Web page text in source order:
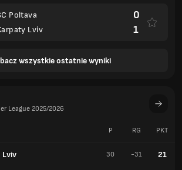
Poltava
Lviv
0
1
wszystkie ostatnie wyniki
League 2025/2026
Lviv
P RG PKT
30 -31 21